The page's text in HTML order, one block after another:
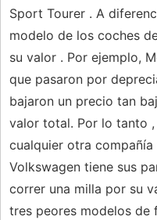
Sport Tourer . A
modelo de los coches
su valor . Por ejemplo,
que pasaron por
bajaron un precio tan
valor total. Por lo tanto
cualquier otra
Volkswagen tiene sus
correr una milla por su
tres peores modelos de